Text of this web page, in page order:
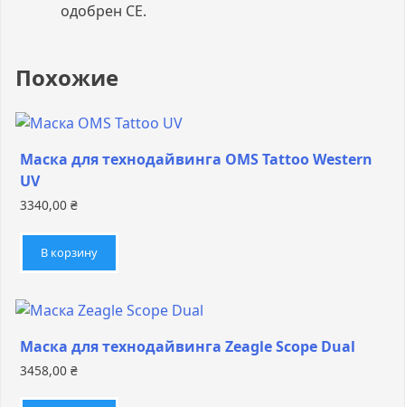
одобрен CE.
Похожие
Маска для технодайвинга OMS Tattoo Western
UV
3340,00 ₴
В корзину
Маска для технодайвинга Zeagle Scope Dual
3458,00 ₴